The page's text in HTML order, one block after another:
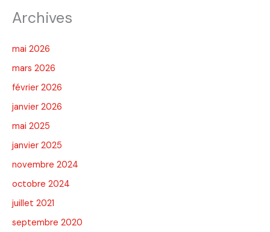
Archives
mai 2026
mars 2026
février 2026
janvier 2026
mai 2025
janvier 2025
novembre 2024
octobre 2024
juillet 2021
septembre 2020